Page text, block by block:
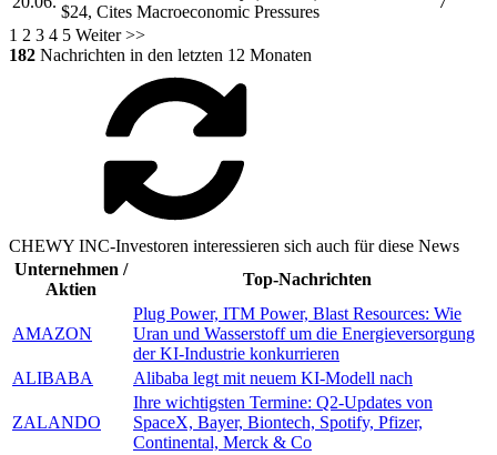
$24, Cites Macroeconomic Pressures
1 2 3 4 5 Weiter >>
182 Nachrichten in den letzten 12 Monaten
CHEWY INC-Investoren interessieren sich auch für diese News
Unternehmen /
Aktien
Top-Nachrichten
AMAZON
Plug Power, ITM Power, Blast Resources: Wie
Uran und Wasserstoff um die Energieversorgung
der KI-Industrie konkurrieren
ALIBABA
Alibaba legt mit neuem KI-Modell nach
ZALANDO
Ihre wichtigsten Termine: Q2-Updates von
SpaceX, Bayer, Biontech, Spotify, Pfizer,
Continental, Merck & Co